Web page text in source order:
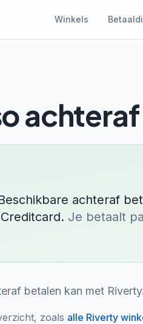
Winkels
achteraf
Creditcard. Je betaalt
betalen kan met Riverty.
zoals alle Riverty